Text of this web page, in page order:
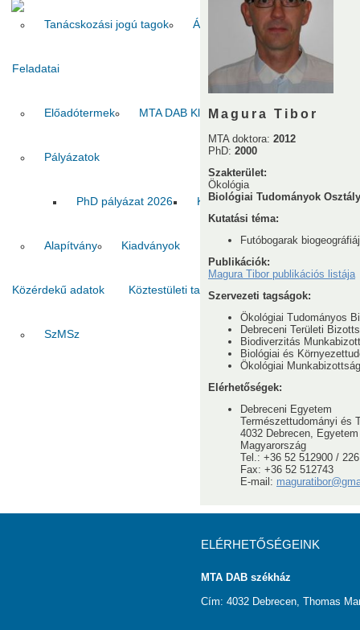
Tanácskozási jogú tagok Állandó meghívottak
Feladatai
Előadótermek MTA DAB Klub Vendégszobák
Pályázatok
PhD pályázat 2026 Kiadvány pályázat 2026
Alapítvány Kiadványok
Közérdekű adatok
SzMSz
Köztestületi tagok Kapcsolat
Titkárság
Magura Tibor
MTA doktora: 2012
PhD: 2000
Szakterület:
Ökológia
Biológiai Tudományok
Kutatási téma:
Futóbogarak
Publikációk:
Magura Tibor publikációs listája
Szervezeti tagságok:
Ökológiai Tudományos
Debreceni Területi
Biodiverzitás
Biológiai és
Ökológiai
Elérhetőségek:
Debreceni Egyetem
Természettudományi és
4032 Debrecen,
Magyarország
Tel.: +36 52 512900 /
Fax: +36 52 512743
E-mail:
ELÉRHETŐSÉGEINK
MTA DAB székház
Cím: 4032 Debrecen, Thomas